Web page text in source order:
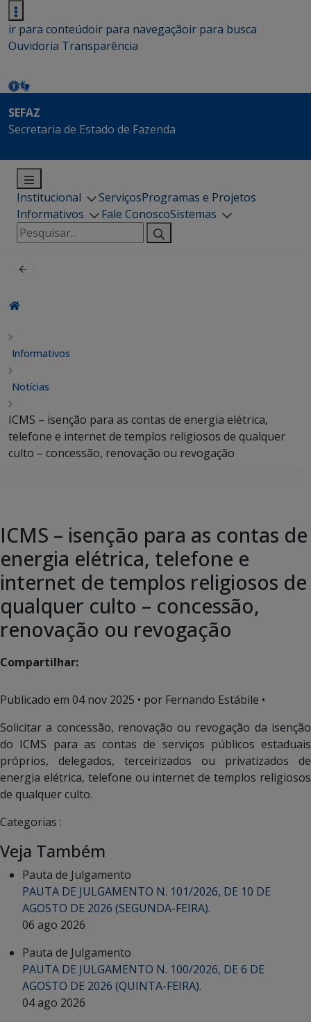
ir para conteúdoir para navegaçãoir para busca
Ouvidoria Transparência
SEFAZ
Secretaria de Estado de Fazenda
Institucional ServiçosProgramas e Projetos
Informativos
Fale ConoscoSistemas
Pesquisar
por:
Informativos
Notícias
ICMS – isenção para as contas de energia elétrica,
telefone e internet de templos religiosos de qualquer
culto – concessão, renovação ou revogação
ICMS – isenção para as contas de
energia elétrica, telefone e
internet de templos religiosos de
qualquer culto – concessão,
renovação ou revogação
Compartilhar:
Publicado em 04 nov 2025 • por Fernando Estábile •
Solicitar a concessão, renovação ou revogação da isenção
do ICMS para as contas de serviços públicos estaduais
próprios, delegados, terceirizados ou privatizados de
energia elétrica, telefone ou internet de templos religiosos
de qualquer culto.
Categorias :
Veja Também
Pauta de Julgamento
PAUTA DE JULGAMENTO N. 101/2026, DE 10 DE
AGOSTO DE 2026 (SEGUNDA-FEIRA).
06 ago 2026
Pauta de Julgamento
PAUTA DE JULGAMENTO N. 100/2026, DE 6 DE
AGOSTO DE 2026 (QUINTA-FEIRA).
04 ago 2026